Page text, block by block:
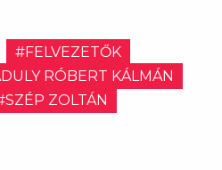
#FELVEZETŐK
RÓBERT KÁLMÁN
ZOLTÁN